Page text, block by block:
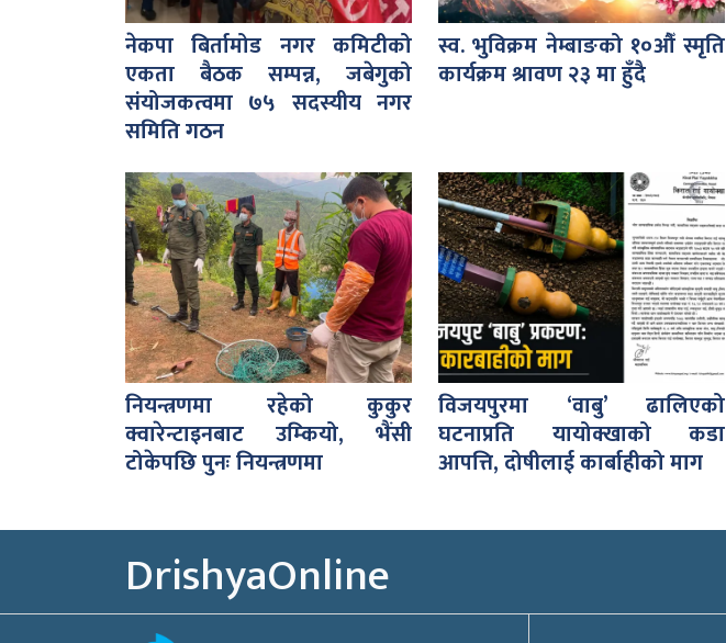
नेकपा बिर्तामोड नगर कमिटीको
एकता बैठक सम्पन्न, जबेगुको
संयोजकत्वमा ७५ सदस्यीय नगर
समिति गठन
स्व. भुविक्रम नेम्बाङको १०औँ स्मृति
कार्यक्रम श्रावण २३ मा हुँदै
नियन्त्रणमा रहेको कुकुर
क्वारेन्टाइनबाट उम्कियो, भैंसी
टोकेपछि पुनः नियन्त्रणमा
विजयपुरमा ‘वाबु’ ढालिएको
घटनाप्रति यायोक्खाको कडा
आपत्ति, दोषीलाई कार्बाहीको माग
DrishyaOnline